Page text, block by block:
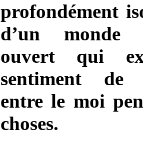
profondément
d’un monde
ouvert qui
sentiment de
entre le moi
choses.